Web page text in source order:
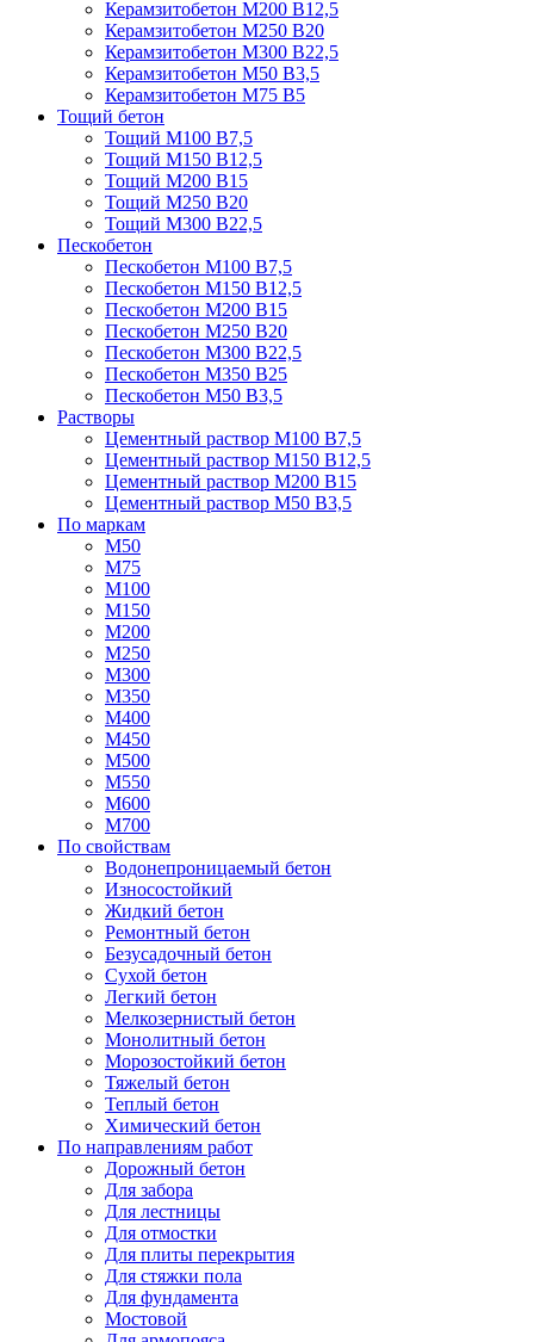
Керамзитобетон М200 В12,5
Керамзитобетон М250 В20
Керамзитобетон М300 В22,5
Керамзитобетон М50 В3,5
Керамзитобетон М75 В5
Тощий бетон
Тощий М100 В7,5
Тощий М150 В12,5
Тощий М200 В15
Тощий М250 В20
Тощий М300 В22,5
Пескобетон
Пескобетон М100 В7,5
Пескобетон М150 В12,5
Пескобетон М200 В15
Пескобетон М250 В20
Пескобетон М300 В22,5
Пескобетон М350 В25
Пескобетон М50 В3,5
Растворы
Цементный раствор М100 В7,5
Цементный раствор М150 В12,5
Цементный раствор М200 В15
Цементный раствор М50 В3,5
По маркам
М50
М75
М100
М150
М200
М250
М300
М350
М400
М450
М500
М550
М600
М700
По свойствам
Водонепроницаемый бетон
Износостойкий
Жидкий бетон
Ремонтный бетон
Безусадочный бетон
Сухой бетон
Легкий бетон
Мелкозернистый бетон
Монолитный бетон
Морозостойкий бетон
Тяжелый бетон
Теплый бетон
Химический бетон
По направлениям работ
Дорожный бетон
Для забора
Для лестницы
Для отмостки
Для плиты перекрытия
Для стяжки пола
Для фундамента
Мостовой